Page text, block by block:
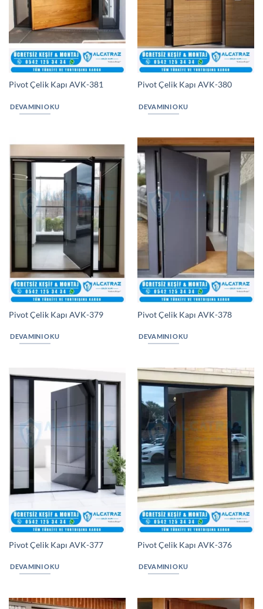
Pivot Çelik Kapı AVK-381
DEVAMINI OKU
Pivot Çelik Kapı AVK-380
DEVAMINI OKU
Pivot Çelik Kapı AVK-379
DEVAMINI OKU
Pivot Çelik Kapı AVK-378
DEVAMINI OKU
Pivot Çelik Kapı AVK-377
DEVAMINI OKU
Pivot Çelik Kapı AVK-376
DEVAMINI OKU